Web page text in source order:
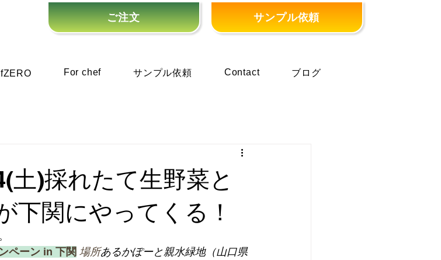
ご注文 サンプル依頼
For chef サンプル依頼 Contact ブログ
土)採れたて生野菜と
下関にやってくる！
ペーン in 下関 場所あるかぽーと親水緑地（山口県